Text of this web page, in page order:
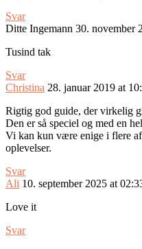
Svar
Ditte Ingemann 30. november
Tusind tak
Svar
Christina 28. januar 2019 at
Rigtig god guide, der virkelig
Den er så speciel og med en
Vi kan kun være enige i flere
oplevelser.
Svar
Ali 10. september 2025 at
Love it
Svar